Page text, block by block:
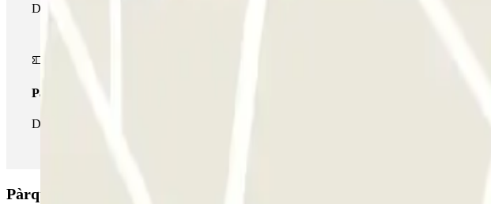
Durant la teva estada podràs fer ús de tota la xarxa de pàrquings d'aquest operador
Passi il·limitat
Durant la teva estada podràs entrar i sortir del pàrquing totes les vegades que vulguis.
Pàrquing INDIGO Keerdok: Opinions